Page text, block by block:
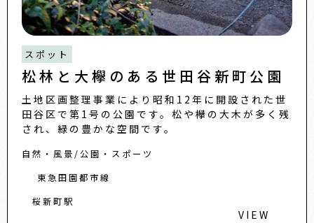
スポット
松林と大欅のある世田谷新町公園
土地区画整理事業により昭和12年に開設された世
田谷区で第1号の公園です。松や欅の大木が多く残
され、緑の豊かな空間です。
自然・風景
公園・スポーツ
東急田園都市線
桜新町駅
VIEW